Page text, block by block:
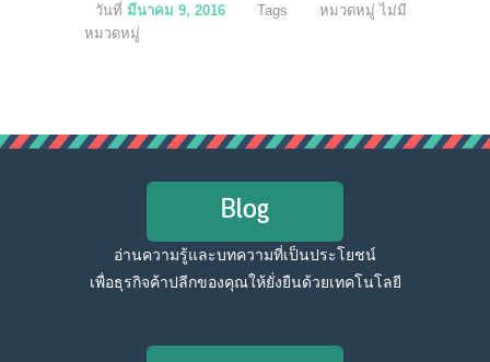
วันที่ มีนาคม 9, 2016 Tags
หมวดหมู่ ไม่มี
หมวดหมู่
Blog
อ่านความรู้และบทความที่เป็นประโยชน์
เพื่อธุรกิจค้าปลีกของคุณให้ยั่งยืนด้วยเทคโนโลยี